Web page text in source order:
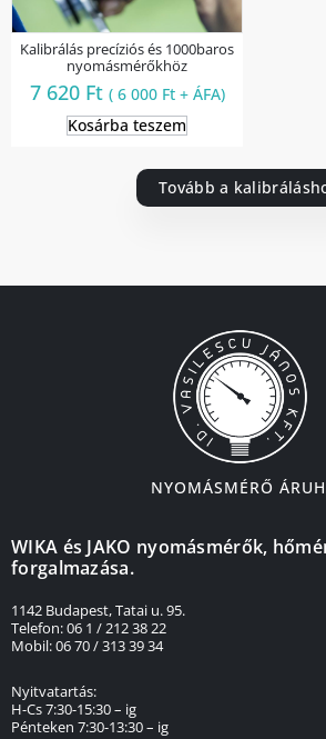
Kalibrálás precíziós és 1000baros
nyomásmérőkhöz
7 620 Ft ( 6 000 Ft+ ÁFA)
Kosárba teszem
Tovább a
NYOMÁSMÉRŐ
WIKA és JAKO nyomásmérők,
forgalmazása.
1142 Budapest, Tatai u. 95.
Telefon: 06 1 / 212 38 22
Mobil: 06 70 / 313 39 34
Nyitvatartás:
H-Cs 7:30-15:30 – ig
Pénteken 7:30-13:30 – ig